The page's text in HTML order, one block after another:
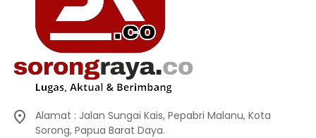
Alamat : Jalan Sungai Kais, Pepabri Malanu, Kota
Sorong, Papua Barat Daya.